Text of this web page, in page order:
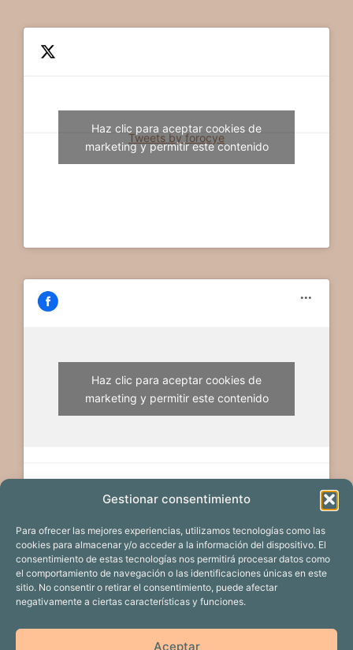
Gestionar consentimiento
Para ofrecer las mejores experiencias, utilizamos tecnologías como las
cookies para almacenar y/o acceder a la información del dispositivo. El
consentimiento de estas tecnologías nos permitirá procesar datos como
el comportamiento de navegación o las identificaciones únicas en este
sitio. No consentir o retirar el consentimiento, puede afectar
negativamente a ciertas características y funciones.
Aceptar
Tweets by forocye
Haz clic para aceptar cookies de
marketing y permitir este contenido
Haz clic para aceptar cookies de
marketing y permitir este contenido
EDICIÓN 2024 PROYECTOS